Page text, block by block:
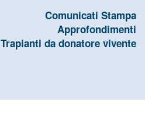
Comunicati Stampa
Approfondimenti
Trapianti da donatore vivente